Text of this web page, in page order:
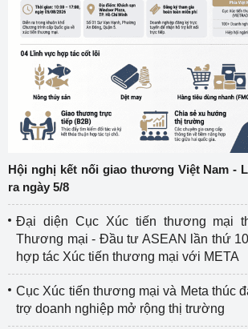
Hội nghị kết nối giao thương Việt Nam -
ra ngày 5/8
Đại diện Cục Xúc tiến thương mại
Thương mại - Đầu tư ASEAN lần thứ
hợp tác Xúc tiến thương mại với META
Cục Xúc tiến thương mại và Meta thúc
trợ doanh nghiệp mở rộng thị trường